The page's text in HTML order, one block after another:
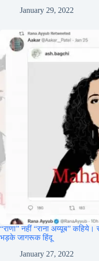
January 29, 2022
“राणा” नहीं “राना अय्यूब” कहिये।
भड़के जागरूक हिंदू
January 27, 2022